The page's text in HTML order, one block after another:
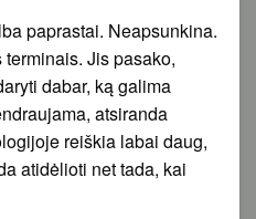
paprastai. Neapsunkina.
Jis pasako,
dabar, ką galima
atsiranda
reiškia labai daug,
atidėlioti net tada, kai